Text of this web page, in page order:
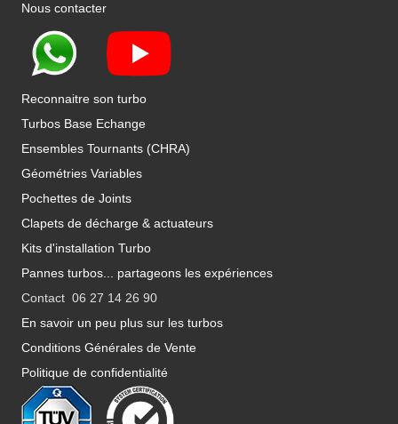
Nous contacter
Reconnaitre son turbo
Turbos Base Echange
Ensembles Tournants (CHRA)
Géométries Variables
Pochettes de Joints
Clapets de décharge & actuateurs
Kits d'installation Turbo
Pannes turbos... partageons les expériences
Contact 06 27 14 26 90
En savoir un peu plus sur les turbos
Conditions Générales de Vente
Politique de confidentialité